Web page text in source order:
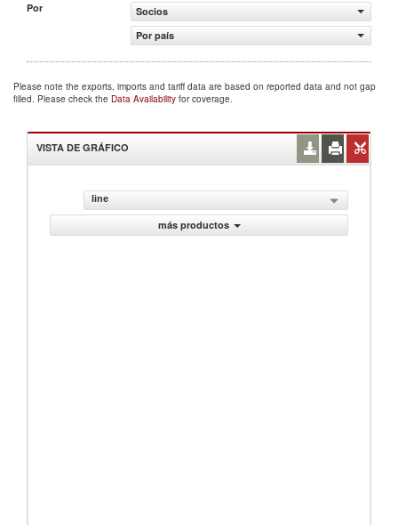
Por
Socios
Por país
Please note the exports, imports and tariff data are based on reported data and not gap
filled. Please check the Data Availability for coverage.
VISTA DE GRÁFICO
line
más productos